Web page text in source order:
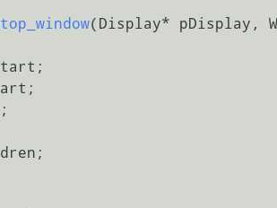
(Display* pDisplay,